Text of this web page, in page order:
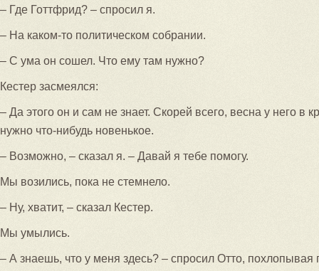
– Где Готтфрид? – спросил я.
– На каком-то политическом собрании.
– С ума он сошел. Что ему там нужно?
Кестер засмеялся:
– Да этого он и сам не знает. Скорей всего, весна у него в
нужно что-нибудь новенькое.
– Возможно, – сказал я. – Давай я тебе помогу.
Мы возились, пока не стемнело.
– Ну, хватит, – сказал Кестер.
Мы умылись.
– А знаешь, что у меня здесь? – спросил Отто, похлопывая